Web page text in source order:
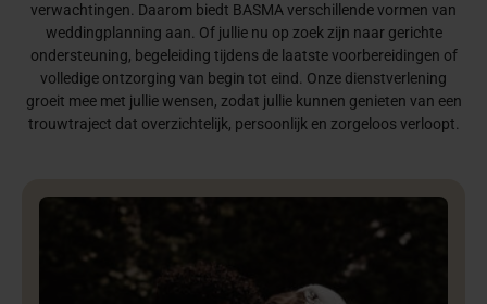
verwachtingen. Daarom biedt BASMA verschillende vormen van
weddingplanning aan. Of jullie nu op zoek zijn naar gerichte
ondersteuning, begeleiding tijdens de laatste voorbereidingen of
volledige ontzorging van begin tot eind. Onze dienstverlening
groeit mee met jullie wensen, zodat jullie kunnen genieten van een
trouwtraject dat overzichtelijk, persoonlijk en zorgeloos verloopt.